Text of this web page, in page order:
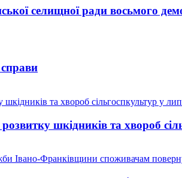
селищної ради восьмого
шкідників та хвороб